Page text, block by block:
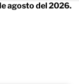
agosto del 2026.